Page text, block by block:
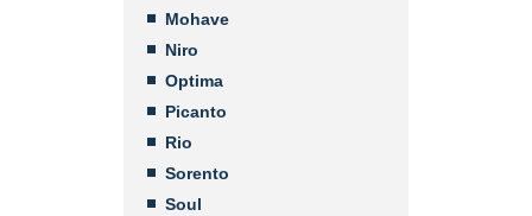
Mohave
Niro
Optima
Picanto
Rio
Sorento
Soul